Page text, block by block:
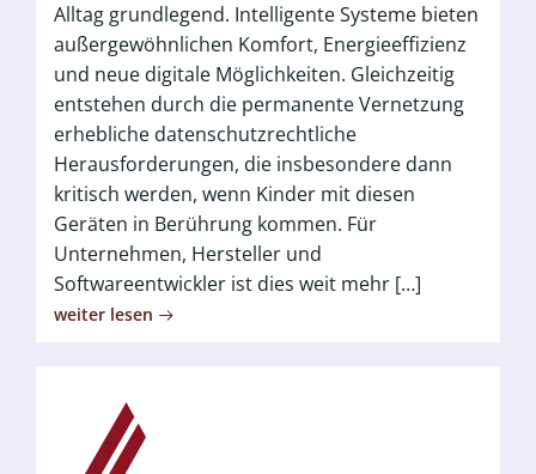
Alltag grundlegend. Intelligente Systeme bieten
außergewöhnlichen Komfort, Energieeffizienz
und neue digitale Möglichkeiten. Gleichzeitig
entstehen durch die permanente Vernetzung
erhebliche datenschutzrechtliche
Herausforderungen, die insbesondere dann
kritisch werden, wenn Kinder mit diesen
Geräten in Berührung kommen. Für
Unternehmen, Hersteller und
Softwareentwickler ist dies weit mehr […]
weiter lesen